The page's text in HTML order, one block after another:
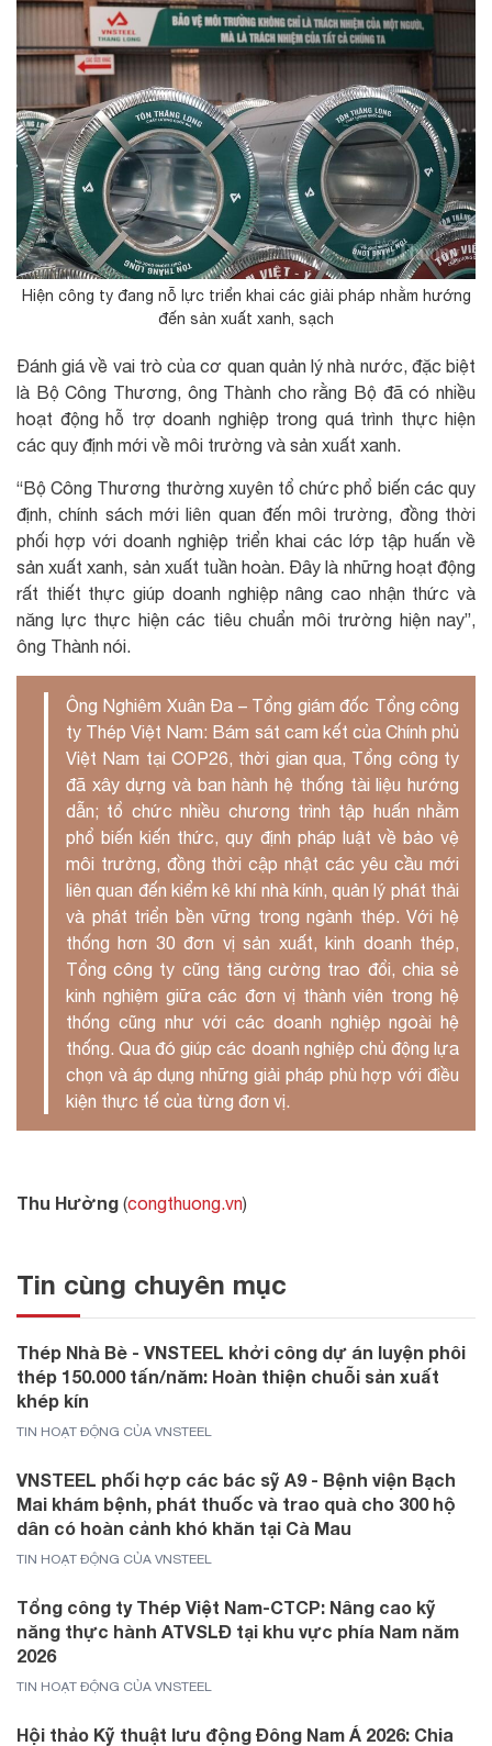
Hiện công ty đang nỗ lực triển khai các giải pháp nhằm hướng
đến sản xuất xanh, sạch
Đánh giá về vai trò của cơ quan quản lý nhà nước, đặc biệt
là Bộ Công Thương, ông Thành cho rằng Bộ đã có nhiều
hoạt động hỗ trợ doanh nghiệp trong quá trình thực hiện
các quy định mới về môi trường và sản xuất xanh.
“Bộ Công Thương thường xuyên tổ chức phổ biến các quy
định, chính sách mới liên quan đến môi trường, đồng thời
phối hợp với doanh nghiệp triển khai các lớp tập huấn về
sản xuất xanh, sản xuất tuần hoàn. Đây là những hoạt động
rất thiết thực giúp doanh nghiệp nâng cao nhận thức và
năng lực thực hiện các tiêu chuẩn môi trường hiện nay”,
ông Thành nói.
Ông Nghiêm Xuân Đa – Tổng giám đốc Tổng công
ty Thép Việt Nam: Bám sát cam kết của Chính phủ
Việt Nam tại COP26, thời gian qua, Tổng công ty
đã xây dựng và ban hành hệ thống tài liệu hướng
dẫn; tổ chức nhiều chương trình tập huấn nhằm
phổ biến kiến thức, quy định pháp luật về bảo vệ
môi trường, đồng thời cập nhật các yêu cầu mới
liên quan đến kiểm kê khí nhà kính, quản lý phát thải
và phát triển bền vững trong ngành thép. Với hệ
thống hơn 30 đơn vị sản xuất, kinh doanh thép,
Tổng công ty cũng tăng cường trao đổi, chia sẻ
kinh nghiệm giữa các đơn vị thành viên trong hệ
thống cũng như với các doanh nghiệp ngoài hệ
thống. Qua đó giúp các doanh nghiệp chủ động lựa
chọn và áp dụng những giải pháp phù hợp với điều
kiện thực tế của từng đơn vị.
Thu Hường (congthuong.vn)
Tin cùng chuyên mục
Thép Nhà Bè - VNSTEEL khởi công dự án luyện phôi
thép 150.000 tấn/năm: Hoàn thiện chuỗi sản xuất
khép kín
TIN HOẠT ĐỘNG CỦA VNSTEEL
VNSTEEL phối hợp các bác sỹ A9 - Bệnh viện Bạch
Mai khám bệnh, phát thuốc và trao quà cho 300 hộ
dân có hoàn cảnh khó khăn tại Cà Mau
TIN HOẠT ĐỘNG CỦA VNSTEEL
Tổng công ty Thép Việt Nam-CTCP: Nâng cao kỹ
năng thực hành ATVSLĐ tại khu vực phía Nam năm
2026
TIN HOẠT ĐỘNG CỦA VNSTEEL
Hội thảo Kỹ thuật lưu động Đông Nam Á 2026: Chia